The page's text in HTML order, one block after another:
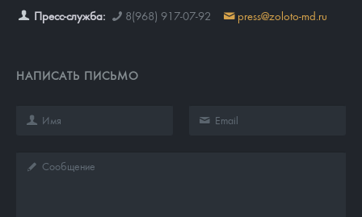
Пресс-служба: 8(968) 917-07-92 press@zoloto-md.ru
НАПИСАТЬ ПИСЬМО